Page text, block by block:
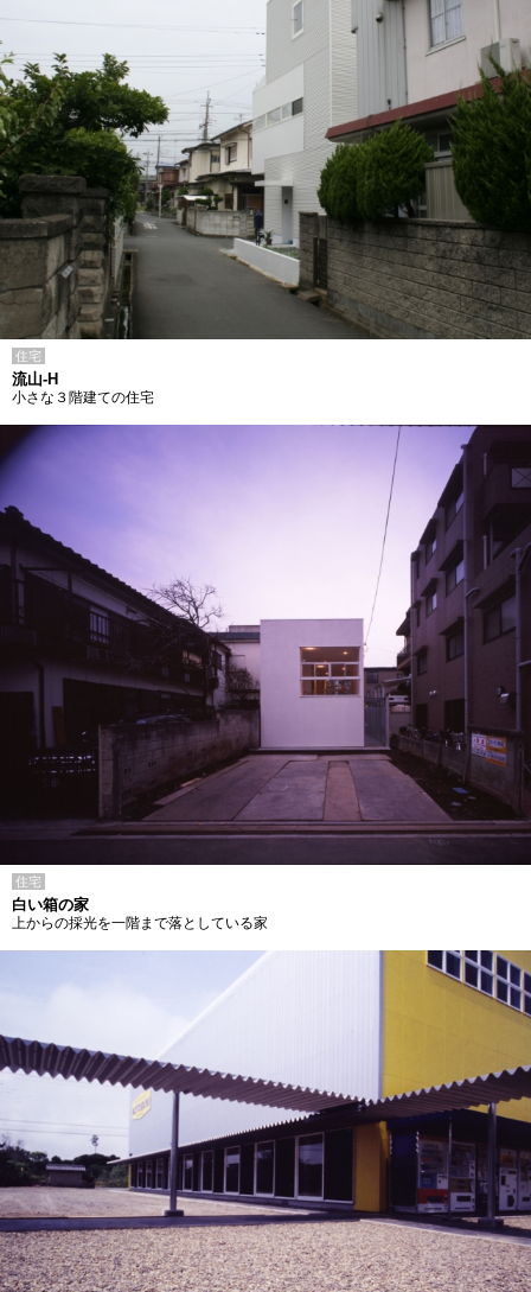
住宅
流山-H
小さな３階建ての住宅
住宅
白い箱の家
上からの採光を一階まで落としている家